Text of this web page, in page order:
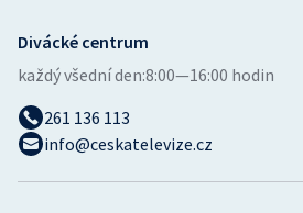
Divácké centrum
každý všední den:8:00—16:00 hodin
261 136 113
info@ceskatelevize.cz